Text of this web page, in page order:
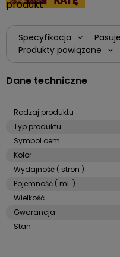
Specyfikacja
Produkty powiązane
Dane techniczne
Rodzaj produktu
Typ produktu
Symbol oem
Kolor
Wydajność ( stron )
Pojemność ( ml. )
Wielkość
Gwarancja
Stan